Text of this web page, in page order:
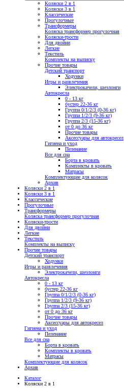
Коляски 2 в 1
Коляски 3 в 1
Классические
Прогулочные
Трансформеры
Коляска трансформер прогулочная
Коляски-трости
Для двойни
Легкие
Текстиль
Комплекты на выписку
Прочие товары
Детский транспорт
Ходунки
Игры и развлечения
Электрокачели, шезлонги
Автокресла
0 - 13 кг
бустер 22-36 кг
Группа 0/1/2/3 (0-36 кг)
Группа 1/2/3 (9-36 кг)
Группа 2/3 (15-36 кг)
от 0 до 36 кг
Прочие товары
Аксессуары для автокресел
Гигиена и уход
Пеленание
Все для сна
Борта в кровать
Комплекты в кровать
Матрасы
Комплектующие для колясок
Архив
Коляски 2 в 1
Коляски 3 в 1
Классические
Прогулочные
Трансформеры
Коляска трансформер прогулочная
Коляски-трости
Для двойни
Легкие
Текстиль
Комплекты на выписку
Прочие товары
Детский транспорт
Ходунки
Игры и развлечения
Электрокачели, шезлонги
Автокресла
0 - 13 кг
бустер 22-36 кг
Группа 0/1/2/3 (0-36 кг)
Группа 1/2/3 (9-36 кг)
Группа 2/3 (15-36 кг)
от 0 до 36 кг
Прочие товары
Аксессуары для автокресел
Гигиена и уход
Пеленание
Все для сна
Борта в кровать
Комплекты в кровать
Матрасы
Комплектующие для колясок
Архив
Каталог
Коляски 2 в 1